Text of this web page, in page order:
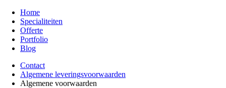
Home
Specialiteiten
Offerte
Portfolio
Blog
Contact
Algemene leveringsvoorwaarden
Algemene voorwaarden